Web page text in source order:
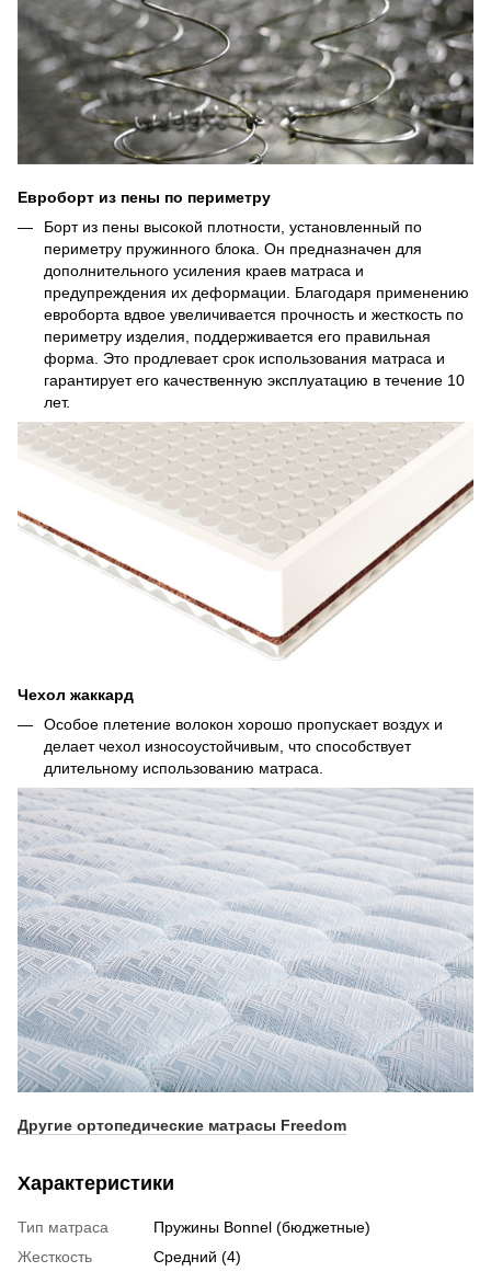
Евроборт из пены по периметру
Борт из пены высокой плотности, установленный по
периметру пружинного блока. Он предназначен для
дополнительного усиления краев матраса и
предупреждения их деформации. Благодаря применению
евроборта вдвое увеличивается прочность и жесткость по
периметру изделия, поддерживается его правильная
форма. Это продлевает срок использования матраса и
гарантирует его качественную эксплуатацию в течение 10
лет.
Чехол жаккард
Особое плетение волокон хорошо пропускает воздух и
делает чехол износоустойчивым, что способствует
длительному использованию матраса.
Другие ортопедические матрасы Freedom
Характеристики
Тип матраса
Пружины Bonnel (бюджетные)
Жесткость
Средний (4)